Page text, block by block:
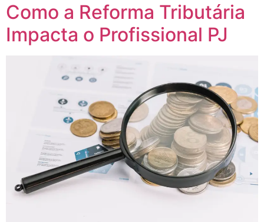
Como a Reforma Tributária
Impacta o Profissional PJ